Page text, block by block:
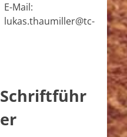
E-Mail:
lukas.thaumiller@tc-
Schriftführ
er